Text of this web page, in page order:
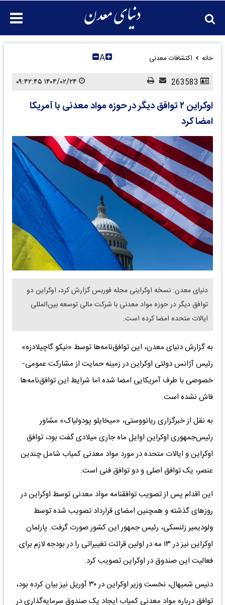
خانه اکتشافات معدنی A
اوکراین ۲ توافق دیگر در حوزه مواد معدنی با آمریکا
امضا کرد
​دنیای معدن: نسخه اوکراینی مجله فوربس گزارش کرد، اوکراین دو
توافق دیگر در حوزه مواد معدنی با شرکت مالی توسعه بین‌المللی
ایالات متحده امضا کرده است.
به گزارش دنیای معدن، این توافق‌نامه‌ها توسط «نیکو گاچیلادزه»
رئیس آژانس دولتی اوکراین در زمینه حمایت از مشارکت عمومی-
خصوصی با طرف آمریکایی امضا شده اما شرایط این توافق‌نامه‌ها
فاش نشده است.
به نقل از خبرگزاری ریانووستی، «میخایلو پودولیاک» مشاور
رئیس‌جمهوری اوکراین اوایل ماه جاری میلادی گفت بود، توافق
اوکراین و ایالات متحده در مورد مواد معدنی کمیاب شامل چندین
عنصر، یک توافق اصلی و دو توافق فنی است.
این اقدام پس از تصویب توافقنامه مواد معدنی توسط اوکراین در
روزهای گذشته و همچنین امضای قرارداد تصویب شده توسط
ولودیمیر زلنسکی، رئیس جمهور این کشور صورت گرفت. پارلمان
اوکراین نیز در ۱۳ مه در اولین قرائت تغییراتی را در بودجه لازم برای
فعالیت این صندوق در اوکراین تصویب کرد.
دنیس شمیهال، نخست وزیر اوکراین در ۳۰ آوریل نیز بیان کرده بود،
توافق درباره مواد معدنی کمیاب ایجاد یک صندوق سرمایه‌گذاری در